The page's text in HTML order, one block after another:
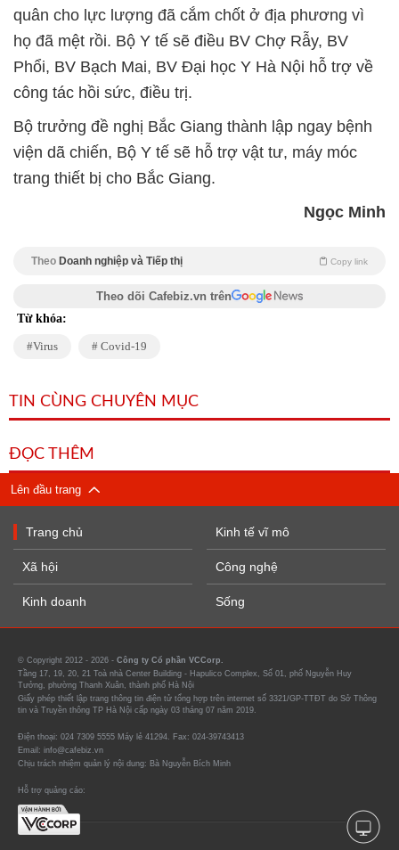
quân cho lực lượng đã cắm chốt ở địa phương vì
họ đã mệt rồi. Bộ Y tế sẽ điều BV Chợ Rẫy, BV
Phổi, BV Bạch Mai, BV Đại học Y Hà Nội hỗ trợ về
công tác hồi sức, điều trị.
Bộ trưởng đề nghị Bắc Giang thành lập ngay bệnh
viện dã chiến, Bộ Y tế sẽ hỗ trợ vật tư, máy móc
trang thiết bị cho Bắc Giang.
Ngọc Minh
Theo Doanh nghiệp và Tiếp thị Copy link
Theo dõi Cafebiz.vn trên
Từ khóa:
Virus Covid-19
TIN CÙNG CHUYÊN MỤC
ĐỌC THÊM
Lên đầu trang
Trang chủ
Xã hội
Kinh doanh
Kinh tế vĩ mô
Công nghệ
Sống
© Copyright 2012 - 2026 - Công ty Cổ phần VCCorp.
Tầng 17, 19, 20, 21 Toà nhà Center Building - Hapulico Complex, Số 01, phố Nguyễn Huy
Tưởng, phường Thanh Xuân, thành phố Hà Nội
Giấy phép thiết lập trang thông tin điện tử tổng hợp trên internet số 3321/GP-TTĐT do Sở Thông
tin và Truyền thông TP Hà Nội cấp ngày 03 tháng 07 năm 2019.
Điện thoại: 024 7309 5555 Máy lẻ 41294. Fax: 024-39743413
Email: info@cafebiz.vn
Chịu trách nhiệm quản lý nội dung: Bà Nguyễn Bích Minh
Hỗ trợ quảng cáo: